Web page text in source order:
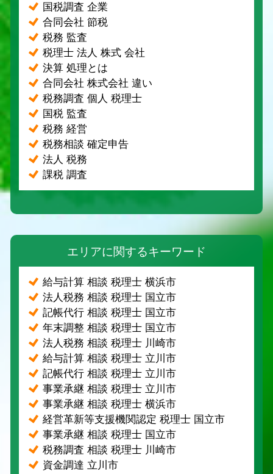
国税調査 企業
合同会社 節税
税務 監査
税理士 法人 株式 会社
決算 処理とは
合同会社 株式会社 違い
税務調査 個人 税理士
国税 監査
税務 経営
税務相談 確定申告
法人 税務
課税 調査
エリアに関するキーワード
給与計算 相談 税理士 横浜市
法人税務 相談 税理士 国立市
記帳代行 相談 税理士 国立市
年末調整 相談 税理士 国立市
法人税務 相談 税理士 川崎市
給与計算 相談 税理士 立川市
記帳代行 相談 税理士 立川市
事業承継 相談 税理士 立川市
事業承継 相談 税理士 横浜市
経営革新等支援機関認定 税理士 国立市
事業承継 相談 税理士 国立市
税務調査 相談 税理士 川崎市
資金調達 立川市